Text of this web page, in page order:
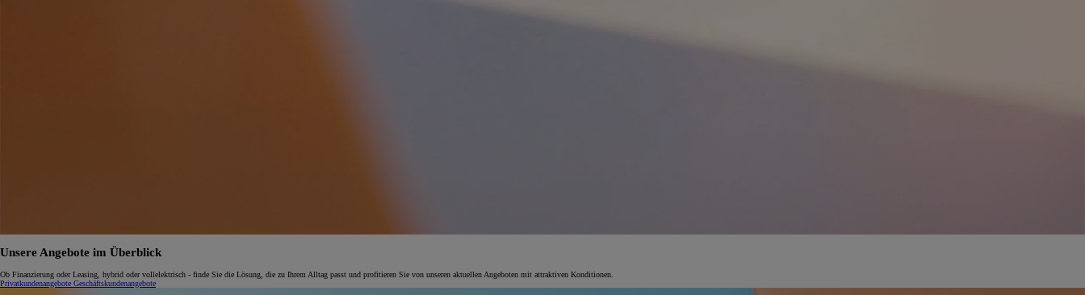
Unsere Angebote im Überblick
Ob Finanzierung oder Leasing, hybrid oder vollelektrisch - finde Sie die Lösung, die zu Ihrem Alltag passt und profitieren Sie von unseren aktuellen Angeboten mit attraktiven Konditionen.
Privatkundenangebote Geschäftskundenangebote